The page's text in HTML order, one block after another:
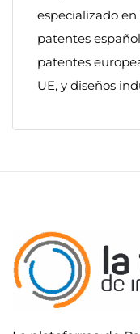
especializado
patentes
patentes
UE, y diseños